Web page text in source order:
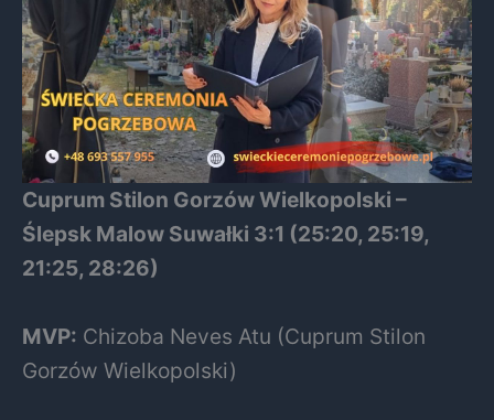
Cuprum Stilon Gorzów Wielkopolski –
Ślepsk Malow Suwałki 3:1 (25:20, 25:19,
21:25, 28:26)
MVP: Chizoba Neves Atu (Cuprum Stilon
Gorzów Wielkopolski)